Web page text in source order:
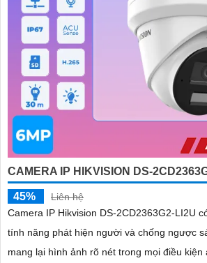
CAMERA IP HIKVISION DS-
45%
Liên hệ
Camera IP Hikvision DS-2CD2363G2-LI2U
tính năng phát hiện người và chống ngược
mang lại hình ảnh rõ nét trong mọi điều kiện ánh